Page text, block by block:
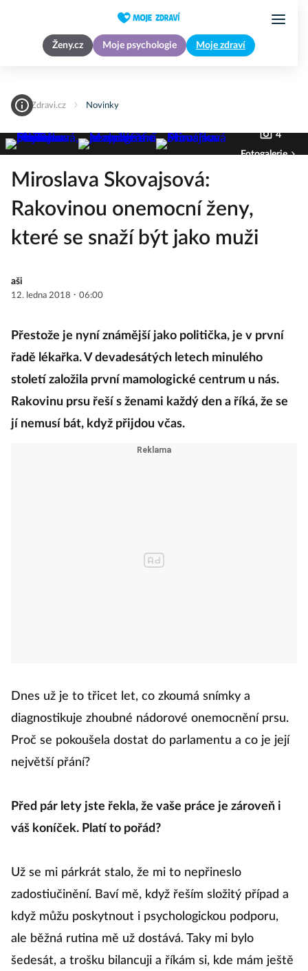
Ženy.cz Moje psychologie Moje zdraví
MojeZdravi.cz Novinky
4
Fotogalerie
Miroslava Skovajsová:
Rakovinou onemocní ženy,
které se snaží být jako muži
aši
12. ledna 2018 · 06:00
Přestože je nyní známější jako politička, je v první
řadě lékařka. V devadesátých letech minulého
století založila první mamologické centrum u nás.
Rakovinu prsu řeší s ženami každý den a říká, že se
jí nemusí bát, když přijdou včas.
Dnes už je to třicet let, co zkoumá snímky a
diagnostikuje zhoubné nádorové onemocnění prsu.
Proč se pokoušela dostat do parlamentu a co je její
největší přání?
Před pár lety jste řekla, že vaše práce je zároveň i
váš koníček. Platí to pořád?
Už se mi párkrát stalo, že mi to nepřineslo
zadostiučinění. Baví mě, když řeším složitý případ a
když můžu poskytnout i psychologickou podporu,
ale běžná rutina mě už dostává. Taky mi bylo
šedesát, a trošku bilancuji a říkám si, kde mám ještě